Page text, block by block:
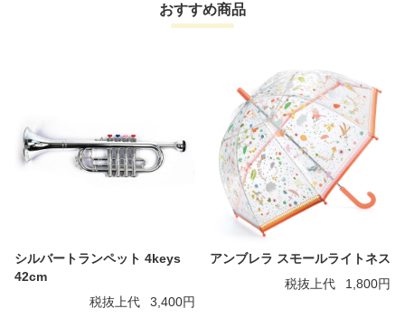
おすすめ商品
シルバートランペット 4keys
42cm
税抜上代
3,400円
アンブレラ スモールライトネス
税抜上代
1,800円